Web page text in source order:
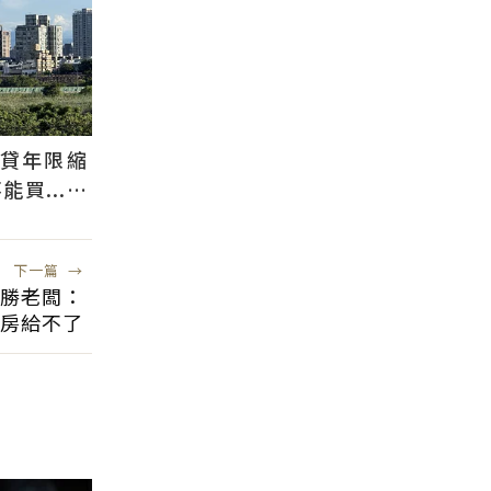
年限縮
買...條
下一篇 →
老闆：
給不了